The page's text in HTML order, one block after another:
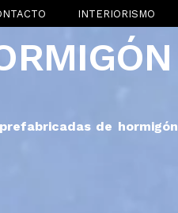
INTERIORISMO
de hormigón